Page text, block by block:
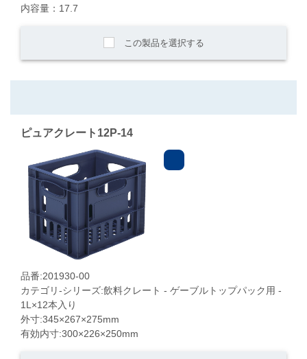
内容量：17.7
この製品を選択する
ピュアクレート12P-14
品番:201930-00
カテゴリ-シリーズ:飲料クレート - ゲーブルトップパック用 -
1L×12本入り
外寸:345×267×275mm
有効内寸:300×226×250mm